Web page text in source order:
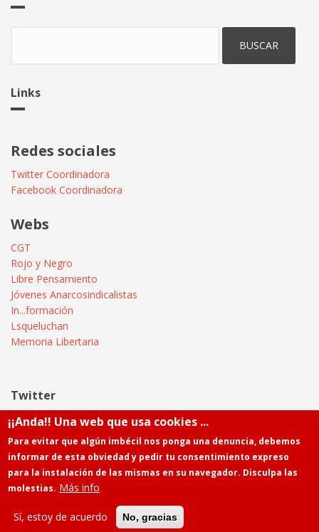
Links
Redes sociales
Twitter Coordinadora
Facebook Coordinadora
Webs
CGT
Rojo y Negro
Libre Pensamiento
Jóvenes Anarcosindicalistas
In...formación
Lsqueluchan
Memoria Libertaria
Twitter
Tweets by @Informatica_CGT
Contacto
¡¡Anda!! Una web que usa cookies ...
Para evitar que algún imbécil nos ponga una denuncia, debemos
informar de esta obviedad y pedir tu consentimiento expreso
para la instalación de las mismas en su navegador. Disculpa las
molestias. Más info
Sí, estoy de acuerdo No, gracias